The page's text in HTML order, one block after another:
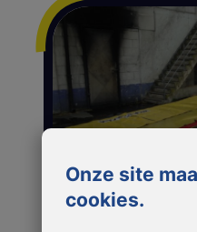
Voor het
van
Onze site
cookies.